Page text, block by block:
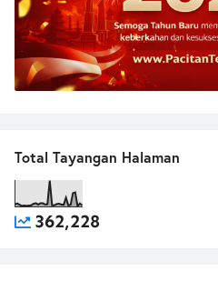
Total Tayangan Halaman
362,228